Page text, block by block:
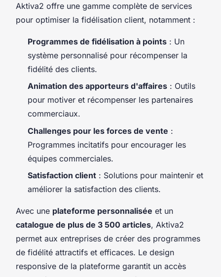
Aktiva2 offre une gamme complète de services
pour optimiser la fidélisation client, notamment :
Programmes de fidélisation à points : Un
système personnalisé pour récompenser la
fidélité des clients.
Animation des apporteurs d'affaires : Outils
pour motiver et récompenser les partenaires
commerciaux.
Challenges pour les forces de vente :
Programmes incitatifs pour encourager les
équipes commerciales.
Satisfaction client : Solutions pour maintenir et
améliorer la satisfaction des clients.
Avec une plateforme personnalisée et un
catalogue de plus de 3 500 articles, Aktiva2
permet aux entreprises de créer des programmes
de fidélité attractifs et efficaces. Le design
responsive de la plateforme garantit un accès